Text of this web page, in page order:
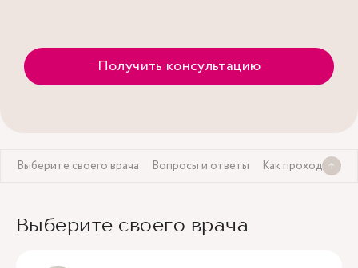
Получить консультацию
Выберите своего врача Вопросы и ответы Как проходит
Выберите своего врача